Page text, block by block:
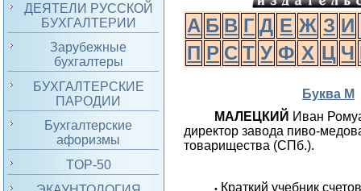
ДЕЯТЕЛИ РУССКОЙ
БУХГАЛТЕРИИ
Зарубежные
бухгалтеры
БУХГАЛТЕРСКИЕ
ПАРОДИИ
Бухгалтерские
афоризмы
TOP-50
А Б В Г Д Е Ж З И
П Р С Т У Ф Х Ц Ч
Буква М
МАЛЕЦКИЙ Иван
директор завода пиво-
товарищества (СПб.).
• Краткий учебник